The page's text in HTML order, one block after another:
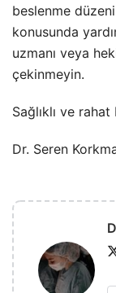
beslenme
konusunda
uzmanı veya
çekinmeyin.
Sağlıklı ve
Dr. Seren